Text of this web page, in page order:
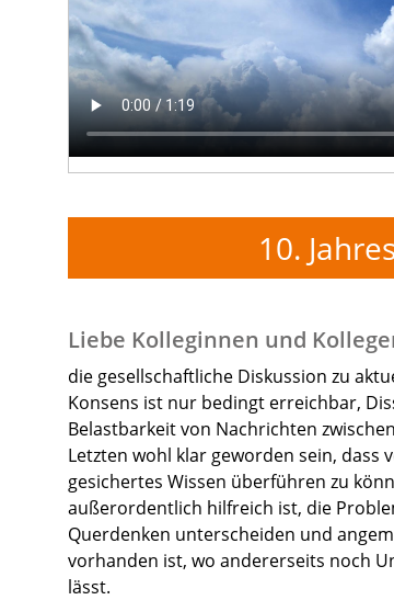
10.
Liebe Kolleginnen und
die gesellschaftliche Diskussion zu
Konsens ist nur bedingt erreichbar,
Belastbarkeit von Nachrichten
Letzten wohl klar geworden sein,
gesichertes Wissen überführen zu
außerordentlich hilfreich ist, die
Querdenken unterscheiden und
vorhanden ist, wo andererseits noch
lässt.